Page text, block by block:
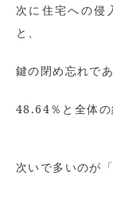
次に住宅への侵
と、
鍵の閉め忘れで
48.64％と全体の
次いで多いのが